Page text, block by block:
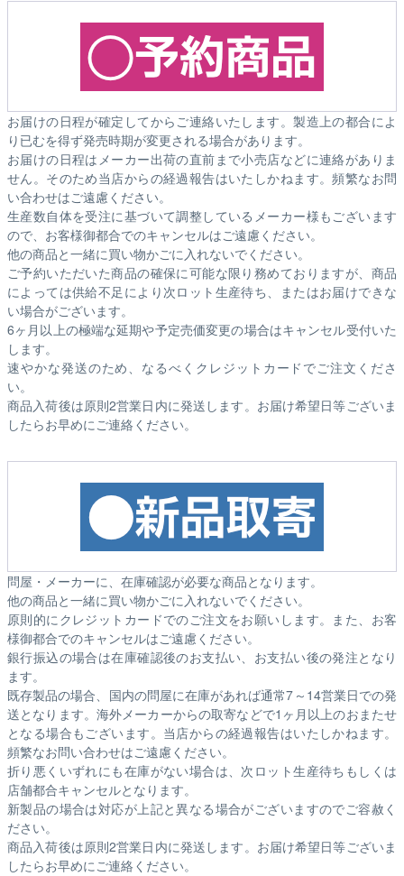
お届けの日程が確定してからご連絡いたします。製造上の都合によ
り已むを得ず発売時期が変更される場合があります。
お届けの日程はメーカー出荷の直前まで小売店などに連絡がありま
せん。そのため当店からの経過報告はいたしかねます。頻繁なお問
い合わせはご遠慮ください。
生産数自体を受注に基づいて調整しているメーカー様もございます
ので、お客様御都合でのキャンセルはご遠慮ください。
他の商品と一緒に買い物かごに入れないでください。
ご予約いただいた商品の確保に可能な限り務めておりますが、商品
によっては供給不足により次ロット生産待ち、またはお届けできな
い場合がございます。
6ヶ月以上の極端な延期や予定売価変更の場合はキャンセル受付いた
します。
速やかな発送のため、なるべくクレジットカードでご注文くださ
い。
商品入荷後は原則2営業日内に発送します。お届け希望日等ございま
したらお早めにご連絡ください。
問屋・メーカーに、在庫確認が必要な商品となります。
他の商品と一緒に買い物かごに入れないでください。
原則的にクレジットカードでのご注文をお願いします。また、お客
様御都合でのキャンセルはご遠慮ください。
銀行振込の場合は在庫確認後のお支払い、お支払い後の発注となり
ます。
既存製品の場合、国内の問屋に在庫があれば通常7～14営業日での発
送となります。海外メーカーからの取寄などで1ヶ月以上のおまたせ
となる場合もございます。 当店からの経過報告はいたしかねます。
頻繁なお問い合わせはご遠慮ください。
折り悪くいずれにも在庫がない場合は、次ロット生産待ちもしくは
店舗都合キャンセルとなります。
新製品の場合は対応が上記と異なる場合がございますのでご容赦く
ださい。
商品入荷後は原則2営業日内に発送します。お届け希望日等ございま
したらお早めにご連絡ください。